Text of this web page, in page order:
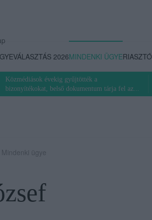
VÁLASZTÁS 2026MINDENKI ÜGYERIASZTÓ
Közmédiások évekig gyűjtötték a
bizonyítékokat, belső dokumentum tárja fel az...
ügye